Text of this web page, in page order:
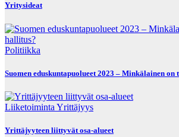
Yritysideat
Politiikka
Suomen eduskuntapuolueet 2023 – Minkälainen on
Liiketoiminta Yrittäjyys
Yrittäjyyteen liittyvät osa-alueet